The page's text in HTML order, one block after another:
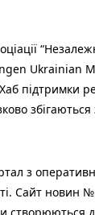
Ukrainian
підтримки
з
Сайт новин